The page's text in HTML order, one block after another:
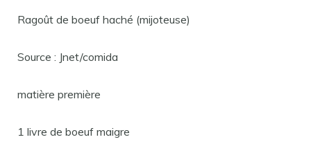
Ragoût de boeuf haché (mijoteuse)
Source : Jnet/comida
matière première
1 livre de boeuf maigre